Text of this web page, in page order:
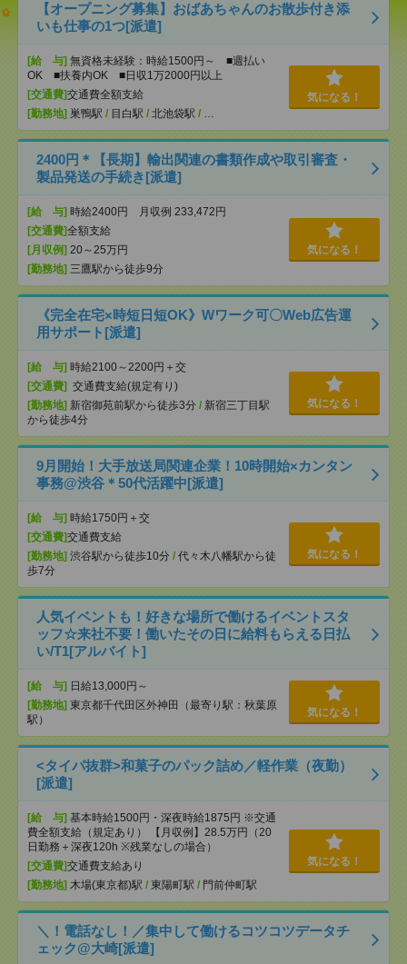
【オープニング募集】おばあちゃんのお散歩付き添
いも仕事の1つ[派遣]
[給 与] 無資格未経験：時給1500円～ ■週払い
OK ■扶養内OK ■日収1万2000円以上
[交通費]交通費全額支給
[勤務地] 巣鴨駅 / 目白駅 / 北池袋駅 / …
気になる！
2400円＊【長期】輸出関連の書類作成や取引審査・
製品発送の手続き[派遣]
[給 与] 時給2400円 月収例 233,472円
[交通費]全額支給
[月収例] 20～25万円
[勤務地] 三鷹駅から徒歩9分
気になる！
《完全在宅×時短日短OK》Wワーク可〇Web広告運
用サポート[派遣]
[給 与] 時給2100～2200円＋交
[交通費] 交通費支給(規定有り)
[勤務地] 新宿御苑前駅から徒歩3分 / 新宿三丁目駅
から徒歩4分
気になる！
9月開始！大手放送局関連企業！10時開始×カンタン
事務@渋谷＊50代活躍中[派遣]
[給 与] 時給1750円＋交
[交通費]交通費支給
[勤務地] 渋谷駅から徒歩10分 / 代々木八幡駅から徒
歩7分
気になる！
人気イベントも！好きな場所で働けるイベントスタ
ッフ☆来社不要！働いたその日に給料もらえる日払
い/T1[アルバイト]
[給 与] 日給13,000円～
[勤務地] 東京都千代田区外神田（最寄り駅：秋葉原
駅）
気になる！
<タイパ抜群>和菓子のパック詰め／軽作業（夜勤）
[派遣]
[給 与] 基本時給1500円・深夜時給1875円 ※交通
費全額支給（規定あり） 【月収例】28.5万円（20
日勤務＋深夜120h ※残業なしの場合）
[交通費]交通費支給あり
[勤務地] 木場(東京都)駅 / 東陽町駅 / 門前仲町駅
気になる！
＼！電話なし！／集中して働けるコツコツデータチ
ェック@大崎[派遣]